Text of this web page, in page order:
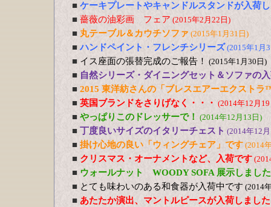
■ ケーキプレートやキャンドルスタンドが入荷
■ 薔薇の油彩画 フェア (2015年2月22日)
■ 丸テーブル＆カウチソファ (2015年1月31日)
■ ハンドペイント・フレンチシリーズ (2015年1月
■ イス座面の張替完成のご報告！ (2015年1月30日)
■ 自然シリーズ・ダイニングセット＆ソファの
■ 2015 東洋紡さんの「ブレスエアーエクスト
■ 英国ブランドをさりげなく・・・ (2014年12月
■ やっぱりこのドレッサーで！ (2014年12月13日)
■ 丁度良いサイズのイタリーチェスト (2014年12
■ 掛け心地の良い「ウィングチェア」です (2014
■ クリスマス・オーナメントなど、入荷です
■ ウォールナット WOODY SOFA 展示しました
■ とても味わいのある和食器が入荷中です (2014
■ あたたか演出、マントルピースが入荷しまし